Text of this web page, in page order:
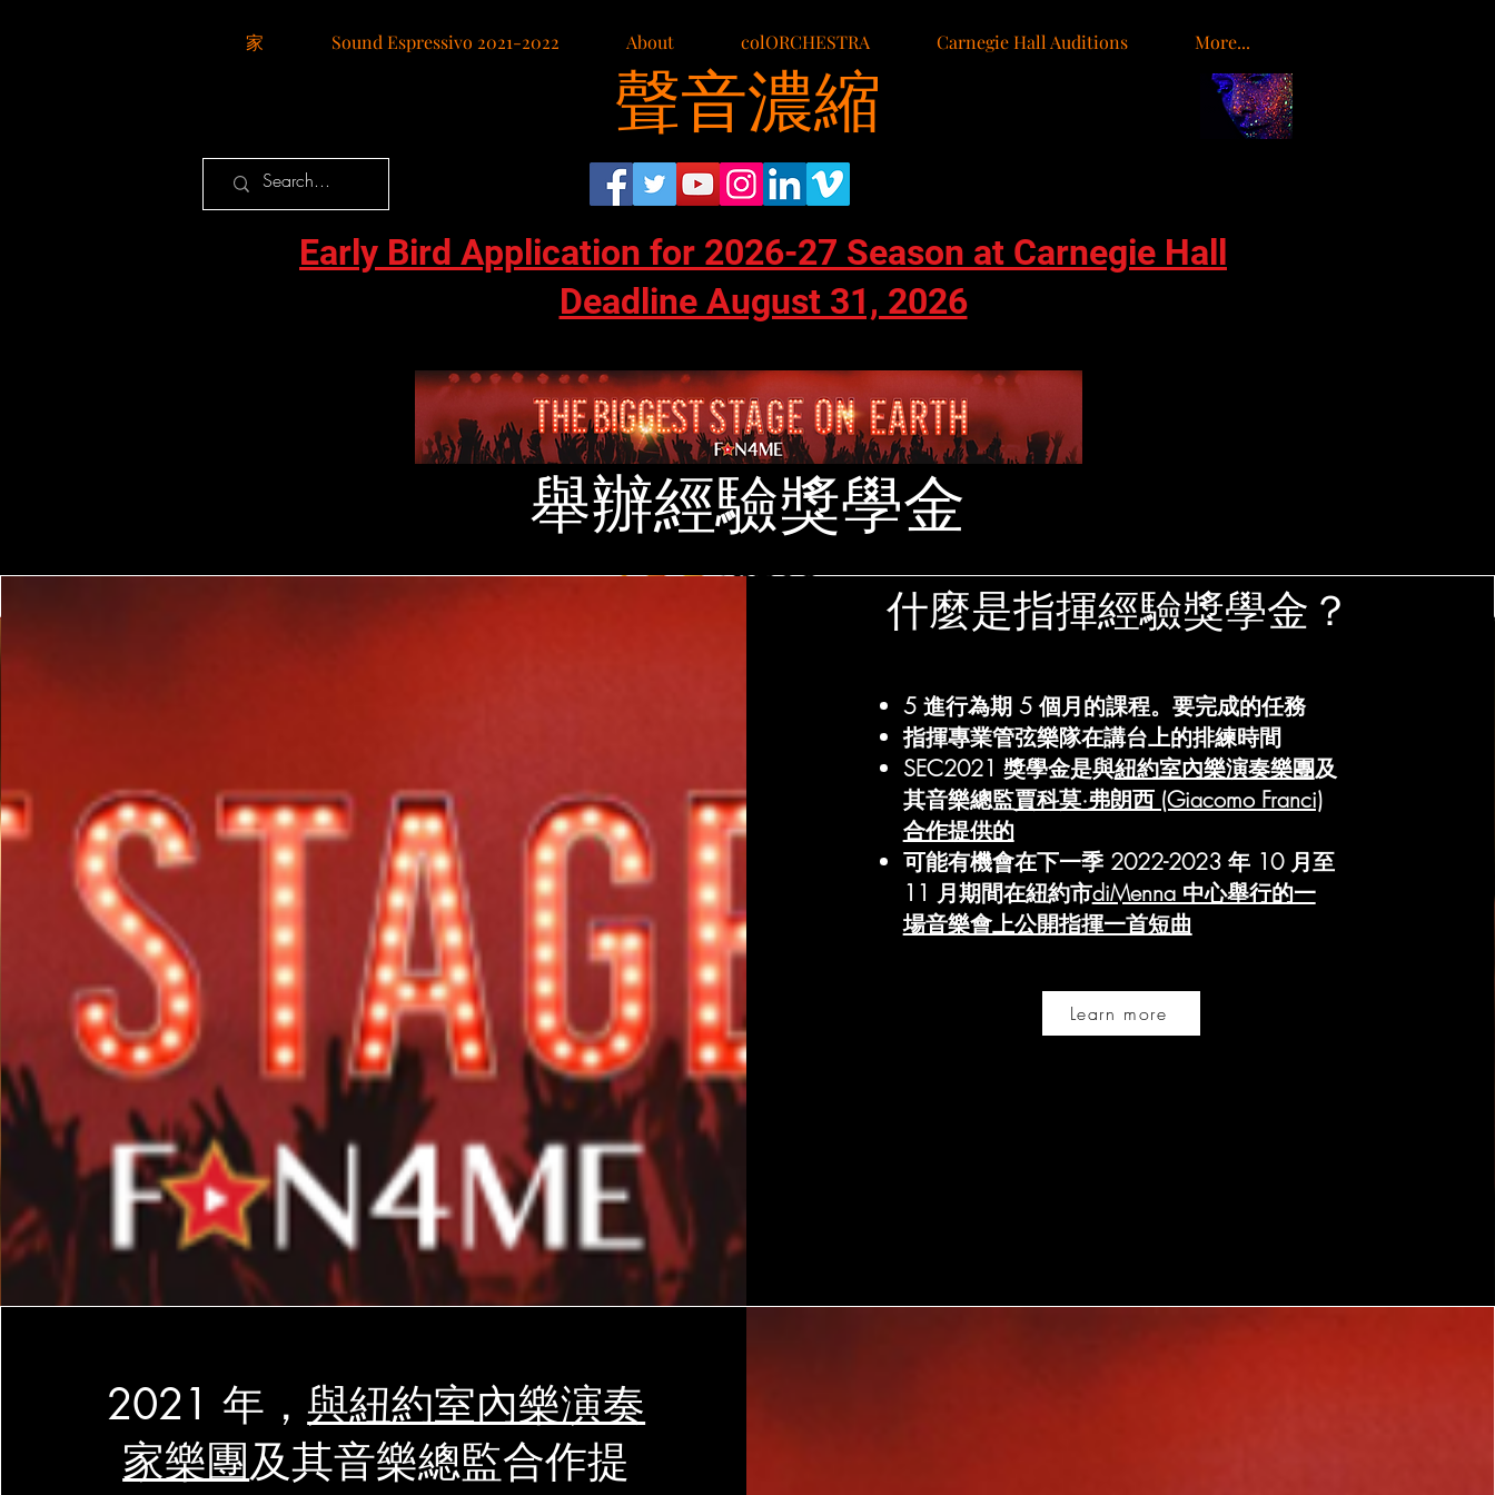
家 Sound Espressivo 2021-2022 About colORCHESTRA Carnegie Hall Auditions More...
聲音濃縮
Early Bird Application for 2026-27 Season at Carnegie Hall
Deadline August 31, 2026
舉辦經驗獎學金
什麼是指揮經驗獎學金？
5 進行為期 5 個月的課程。要完成的任務
指揮專業管弦樂隊在講台上的排練時間
SEC2021 獎學金是與紐約室內樂演奏樂團及
其音樂總監賈科莫·弗朗西 (Giacomo Franci)
合作提供的
可能有機會在下一季 2022-2023 年 10 月至
11 月期間在紐約市diMenna 中心舉行的一
場音樂會上公開指揮一首短曲
Learn more
2021 年，與紐約室內樂演奏
家樂團及其音樂總監合作提